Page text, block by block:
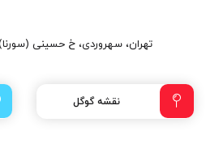
تهران، سهروردی، خ حسینی (سورنا)
نقشه گوگل